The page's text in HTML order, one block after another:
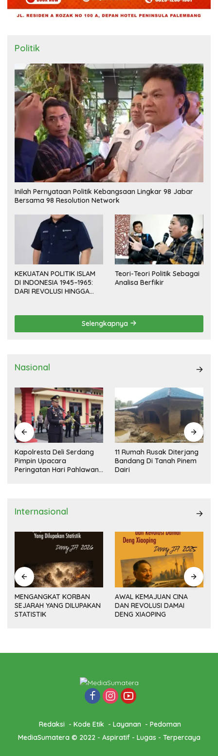
Politik
Inilah Pernyataan Politik Kebangsaan Lingkar 98 Jabar
Bersama 98 Resolution Network
KEKUATAN POLITIK ISLAM
DI INDONESIA 1945–1965:
DARI REVOLUSI HINGGA
Teori-Teori Politik Sebagai
Analisa Berfikir
Selengkapnya
Nasional
Kapolresta Deli Serdang
Pimpin Upacara
Peringatan Hari Pahlawan
11 Rumah Rusak Diterjang
Bandang Di Tanah Pinem
Dairi
Internasional
MENGANGKAT KORBAN
SEJARAH YANG DILUPAKAN
STATISTIK
AWAL KEMAJUAN CINA
DAN REVOLUSI DAMAI
DENG XIAOPING
Redaksi Kode Etik Layanan
Pedoman
MediaSumatera © 2022 - Aspiratif - Lugas - Terpercaya